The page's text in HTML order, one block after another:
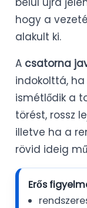
hogy a
alakult ki.
A csatorna
indokolttá,
ismétlődik a
törést, rossz
illetve ha a
rövid ideig
Erős